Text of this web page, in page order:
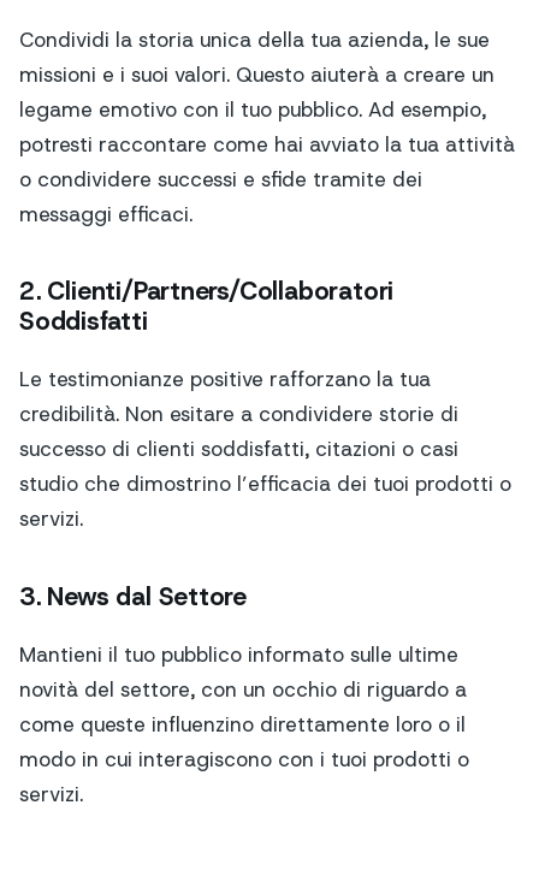
Condividi la storia unica della tua azienda, le sue
missioni e i suoi valori. Questo aiuterà a creare un
legame emotivo con il tuo pubblico. Ad esempio,
potresti raccontare come hai avviato la tua attività
o condividere successi e sfide tramite dei
messaggi efficaci.
2. Clienti/Partners/Collaboratori
Soddisfatti
Le testimonianze positive rafforzano la tua
credibilità. Non esitare a condividere storie di
successo di clienti soddisfatti, citazioni o casi
studio che dimostrino l’efficacia dei tuoi prodotti o
servizi.
3. News dal Settore
Mantieni il tuo pubblico informato sulle ultime
novità del settore, con un occhio di riguardo a
come queste influenzino direttamente loro o il
modo in cui interagiscono con i tuoi prodotti o
servizi.